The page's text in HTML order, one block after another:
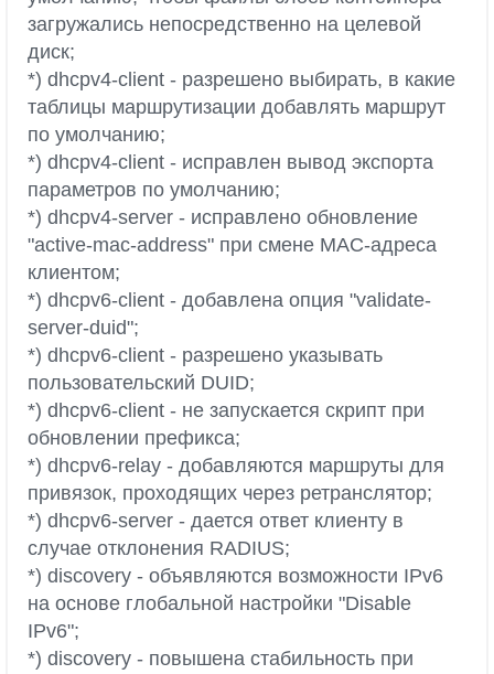
загружались непосредственно на целевой
диск;
*) dhcpv4-client - разрешено выбирать, в какие
таблицы маршрутизации добавлять маршрут
по умолчанию;
*) dhcpv4-client - исправлен вывод экспорта
параметров по умолчанию;
*) dhcpv4-server - исправлено обновление
"active-mac-address" при смене MAC-адреса
клиентом;
*) dhcpv6-client - добавлена опция "validate-
server-duid";
*) dhcpv6-client - разрешено указывать
пользовательский DUID;
*) dhcpv6-client - не запускается скрипт при
обновлении префикса;
*) dhcpv6-relay - добавляются маршруты для
привязок, проходящих через ретранслятор;
*) dhcpv6-server - дается ответ клиенту в
случае отклонения RADIUS;
*) discovery - объявляются возможности IPv6
на основе глобальной настройки "Disable
IPv6";
*) discovery - повышена стабильность при